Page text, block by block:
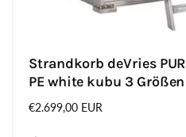
Strandkorb deVries
PE white kubu 3
Normaler
€2.699,00 EUR